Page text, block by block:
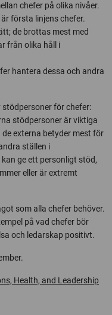
chefer på olika nivåer.
första linjens chefer.
de brottas mest med
från olika håll i
hantera dessa och andra
för chefer:
stödpersoner är viktiga
externa betyder mest för
ställen i
ge ett personligt stöd,
eller är extremt
som alla chefer behöver.
på vad chefer bör
och ledarskap positivt.
Health, and Leadership